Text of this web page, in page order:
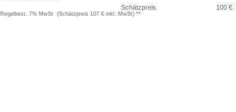
Schätzpreis 100 €
Regelbest. 7% MwSt (Schätzpreis 107 € inkl. MwSt) **